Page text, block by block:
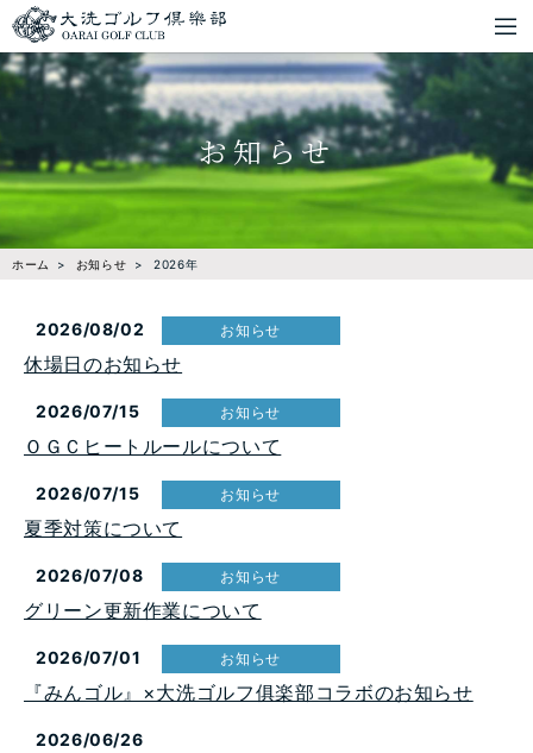
お知らせ
ホーム お知らせ 2026年
2026/08/02 お知らせ
休場日のお知らせ
2026/07/15 お知らせ
ＯＧＣヒートルールについて
2026/07/15 お知らせ
夏季対策について
2026/07/08 お知らせ
グリーン更新作業について
2026/07/01 お知らせ
『みんゴル』×大洗ゴルフ俱楽部コラボのお知らせ
2026/06/26